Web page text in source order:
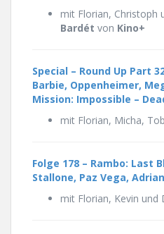
mit Florian, Christoph
Bardét von Kino+
Special – Round Up Part
Barbie, Oppenheimer,
Mission: Impossible –
mit Florian, Micha,
Folge 178 – Rambo: Last
Stallone, Paz Vega,
mit Florian, Kevin und